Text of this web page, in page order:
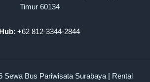
Timur 60134
Hub: +62 812-3344-2844
Sewa Bus Pariwisata Surabaya | Rental